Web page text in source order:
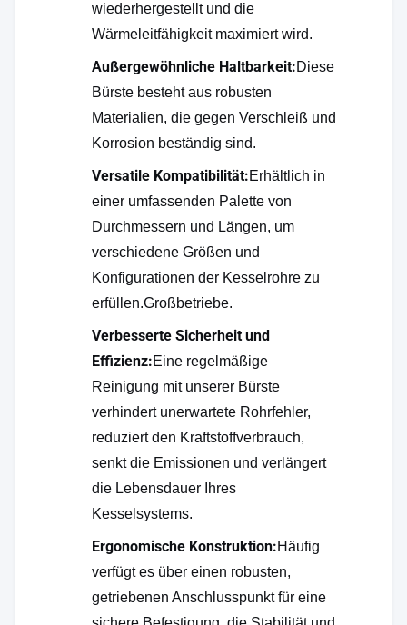
wiederhergestellt und die
Wärmeleitfähigkeit maximiert wird.
Außergewöhnliche Haltbarkeit:Diese
Bürste besteht aus robusten
Materialien, die gegen Verschleiß und
Korrosion beständig sind.
Versatile Kompatibilität:Erhältlich in
einer umfassenden Palette von
Durchmessern und Längen, um
verschiedene Größen und
Konfigurationen der Kesselrohre zu
erfüllen.Großbetriebe.
Verbesserte Sicherheit und
Effizienz:Eine regelmäßige
Reinigung mit unserer Bürste
verhindert unerwartete Rohrfehler,
reduziert den Kraftstoffverbrauch,
senkt die Emissionen und verlängert
die Lebensdauer Ihres
Kesselsystems.
Ergonomische Konstruktion:Häufig
verfügt es über einen robusten,
getriebenen Anschlusspunkt für eine